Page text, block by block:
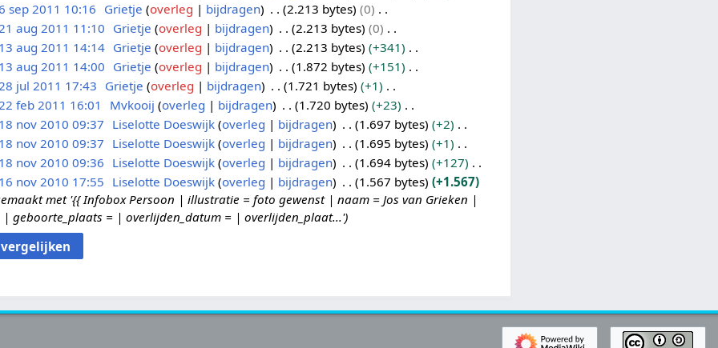
sep 2011 10:16 Grietje overleg bijdragen 2.213 bytes
0
aug 2011 11:10 Grietje overleg bijdragen 2.213 bytes
0
13 aug 2011 14:14 Grietje overleg bijdragen 2.213 bytes
+341
13 aug 2011 14:00 Grietje overleg bijdragen 1.872 bytes
+151
jul 2011 17:43 Grietje overleg bijdragen 1.721 bytes
+1
feb 2011 16:01 Mvkooij overleg bijdragen 1.720 bytes
+23
18 nov 2010 09:37 Liselotte Doeswijk overleg bijdragen 1.697 bytes
+2
18 nov 2010 09:37 Liselotte Doeswijk overleg bijdragen 1.695 bytes
+1
18 nov 2010 09:36 Liselotte Doeswijk overleg bijdragen 1.694 bytes
+127
16 nov 2010 17:55 Liselotte Doeswijk overleg bijdragen 1.567 bytes
+1.567
met '{{ Infobox Persoon | illustratie = foto gewenst | naam = Jos van Grieken |
| geboorte_plaats = | overlijden_datum = | overlijden_plaat...'